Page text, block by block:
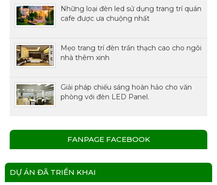
Những loại đèn led sử dụng trang trí quán
cafe được ưa chuộng nhất
Mẹo trang trí đèn trần thạch cao cho ngôi
nhà thêm xinh
Giải pháp chiếu sáng hoàn hảo cho văn
phòng với đèn LED Panel.
FANPAGE FACEBOOK
DỰ ÁN ĐÃ TRIỂN KHAI